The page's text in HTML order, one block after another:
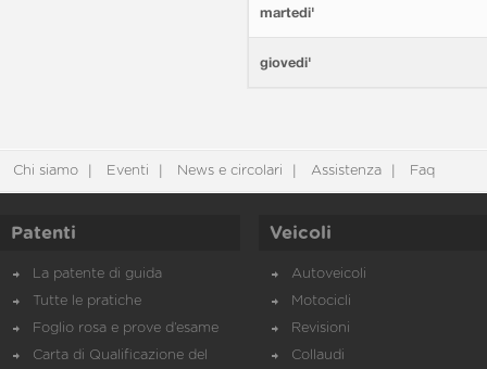
martedi'
giovedi'
Chi siamo Eventi News e circolari Assistenza Faq
Patenti
La patente di guida
Tutte le pratiche
Foglio rosa e prove d’esame
Carta di Qualificazione del
Veicoli
Autoveicoli
Motocicli
Revisioni
Collaudi